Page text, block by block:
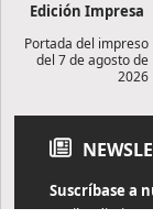
Edición Impresa
Portada del impreso
del 7 de agosto de
2026
Suscríbase a
Reciba